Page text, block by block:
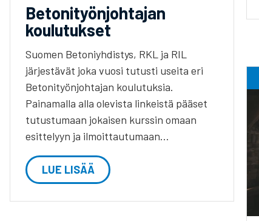
Betonityönjohtajan
koulutukset
Suomen Betoniyhdistys, RKL ja RIL
järjestävät joka vuosi tutusti useita eri
Betonityönjohtajan koulutuksia.
Painamalla alla olevista linkeistä pääset
tutustumaan jokaisen kurssin omaan
esittelyyn ja ilmoittautumaan…
LUE LISÄÄ